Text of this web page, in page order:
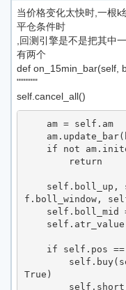
当价格变化太快时,一根
平仓条件时
,回测引擎是不是把其中
有两个
def on_15min_bar(self,
""""""
self.cancel_all()
f.boll_window,
True)